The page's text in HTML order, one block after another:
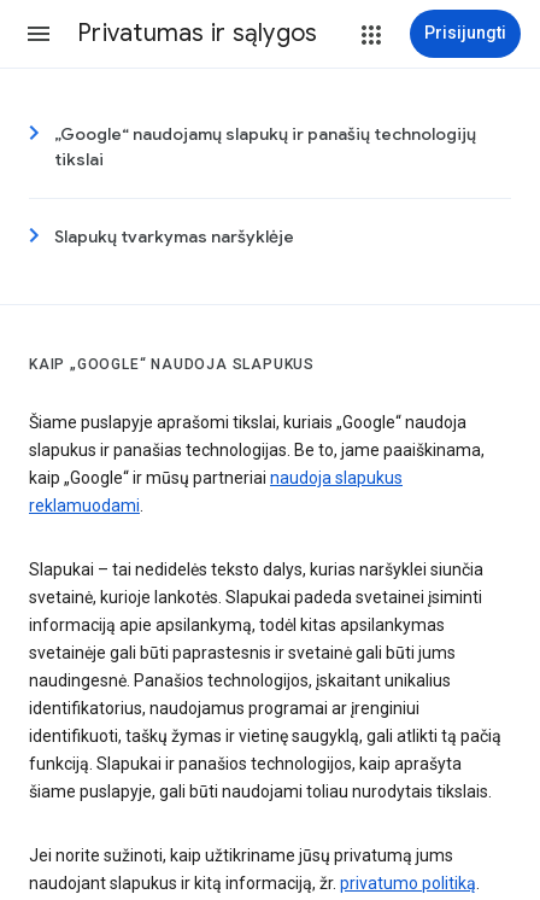
Privatumas ir sąlygos Prisijungti
„Google“ naudojamų slapukų ir panašių technologijų
tikslai
Slapukų tvarkymas naršyklėje
KAIP „GOOGLE“ NAUDOJA SLAPUKUS
Šiame puslapyje aprašomi tikslai, kuriais „Google“ naudoja
slapukus ir panašias technologijas. Be to, jame paaiškinama,
kaip „Google“ ir mūsų partneriai naudoja slapukus
reklamuodami.
Slapukai – tai nedidelės teksto dalys, kurias naršyklei siunčia
svetainė, kurioje lankotės. Slapukai padeda svetainei įsiminti
informaciją apie apsilankymą, todėl kitas apsilankymas
svetainėje gali būti paprastesnis ir svetainė gali būti jums
naudingesnė. Panašios technologijos, įskaitant unikalius
identifikatorius, naudojamus programai ar įrenginiui
identifikuoti, taškų žymas ir vietinę saugyklą, gali atlikti tą pačią
funkciją. Slapukai ir panašios technologijos, kaip aprašyta
šiame puslapyje, gali būti naudojami toliau nurodytais tikslais.
Jei norite sužinoti, kaip užtikriname jūsų privatumą jums
naudojant slapukus ir kitą informaciją, žr. privatumo politiką.